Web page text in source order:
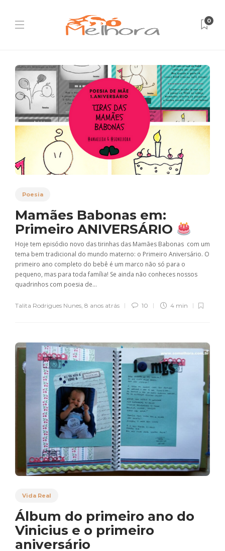
0
Poesia
Mamães Babonas em:
Primeiro ANIVERSÁRIO
Hoje tem episódio novo das tirinhas das Mamães Babonas com um
tema bem tradicional do mundo materno: o Primeiro Aniversário. O
primeiro ano completo do bebê é um marco não só para o
pequeno, mas para toda família! Se ainda não conheces nossos
quadrinhos com poesia de...
Talita Rodrigues Nunes 8 anos atrás 10 4 min
Vida Real
Álbum do primeiro ano do
Vinicius e o primeiro
aniversário